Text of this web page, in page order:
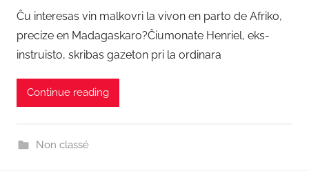
s
t
e
d
2
Ĉu interesas vin malkovri la vivon en parto de Afriko,
precize en Madagaskaro?Ĉiumonate Henriel, eks-
instruisto, skribas gazeton pri la ordinara
Continue reading
Non classé